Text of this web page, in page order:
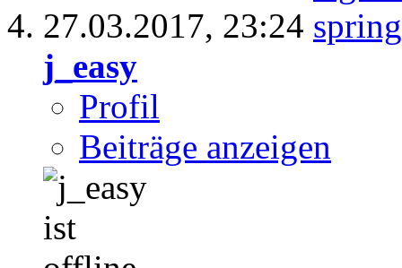
27.03.2017, 23:24
j_easy
Profil
Beiträge anzeigen